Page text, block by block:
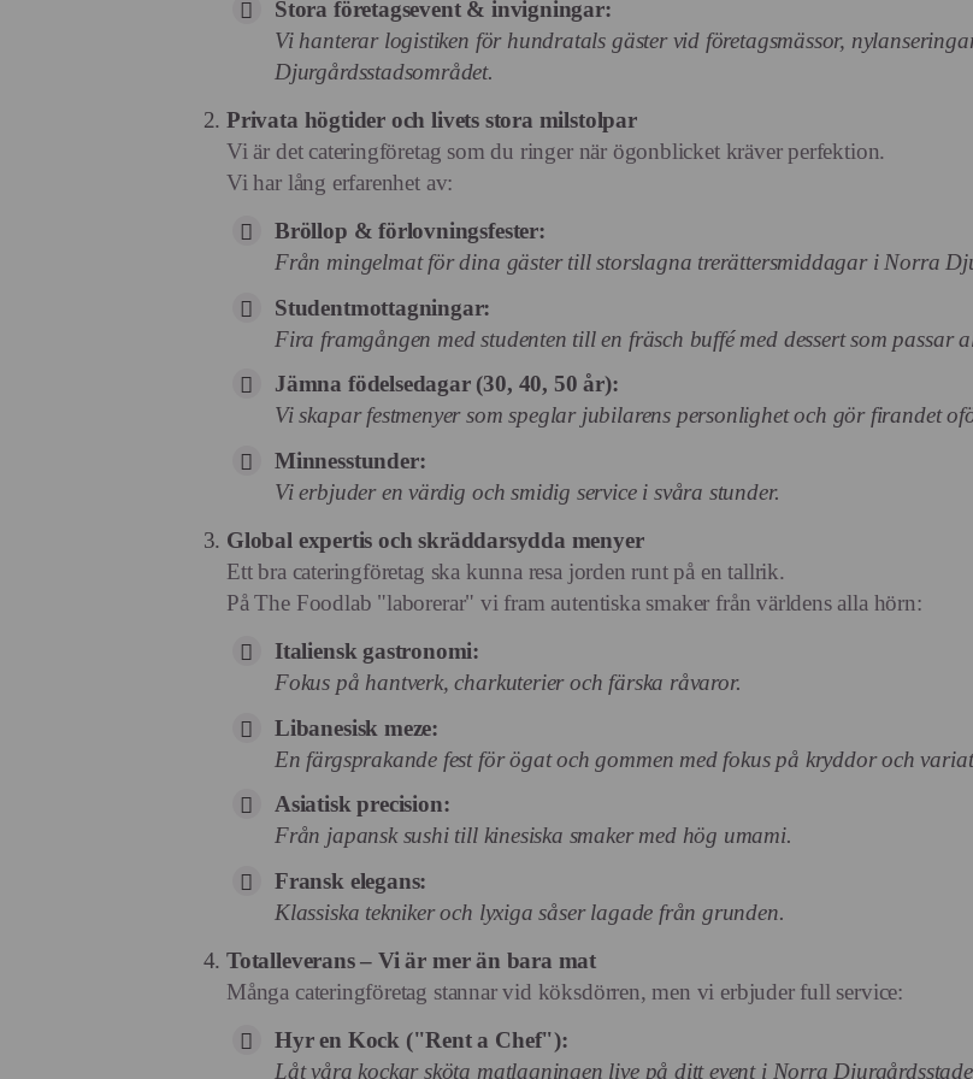
Stora företagsevent & invigningar:
Vi hanterar logistiken för hundratals gäster vid företagsmässor,
Djurgårdsstadsområdet.
Privata högtider och livets stora milstolpar
Vi är det cateringföretag som du ringer när ögonblicket kräver perfektion.
Vi har lång erfarenhet av:
Bröllop & förlovningsfester:
Från mingelmat för dina gäster till storslagna trerättersmiddagar i Norra
Studentmottagningar:
Fira framgången med studenten till en fräsch buffé med dessert som passar
Jämna födelsedagar (30, 40, 50 år):
Vi skapar festmenyer som speglar jubilarens personlighet och gör firandet
Minnesstunder:
Vi erbjuder en värdig och smidig service i svåra stunder.
Global expertis och skräddarsydda menyer
Ett bra cateringföretag ska kunna resa jorden runt på en tallrik.
På The Foodlab "laborerar" vi fram autentiska smaker från världens alla hörn:
Italiensk gastronomi:
Fokus på hantverk, charkuterier och färska råvaror.
Libanesisk meze:
En färgsprakande fest för ögat och gommen med fokus på kryddor och
Asiatisk precision:
Från japansk sushi till kinesiska smaker med hög umami.
Fransk elegans:
Klassiska tekniker och lyxiga såser lagade från grunden.
Totalleverans – Vi är mer än bara mat
Många cateringföretag stannar vid köksdörren, men vi erbjuder full service:
Hyr en Kock ("Rent a Chef"):
Låt våra kockar sköta matlagningen live på ditt event i Norra